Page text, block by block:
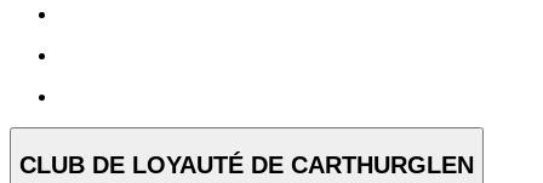
CLUB DE LOYAUTÉ DE CARTHURGLEN